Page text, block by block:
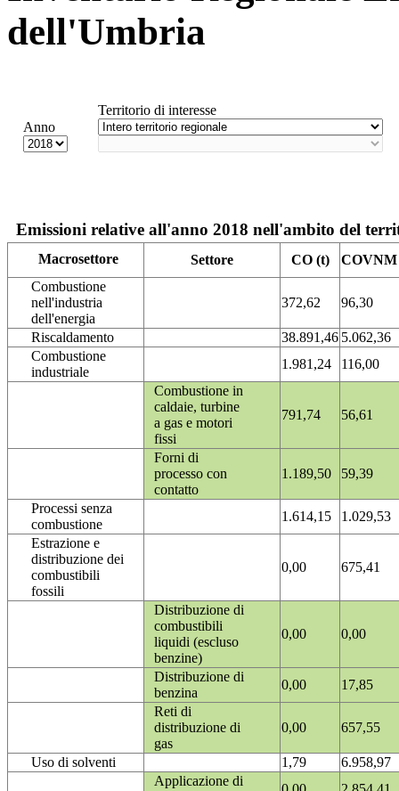
dell'Umbria
Anno
Territorio di interesse
Emissioni relative all'anno 2018 nell'ambito del
Macrosettore Settore CO (t)
COVNM
Combustione
nell'industria
dell'energia
372,62 96,30
Riscaldamento 38.891,46 5.062,36
Combustione
industriale
1.981,24
116,00
Combustione in
caldaie, turbine
a gas e motori
fissi
791,74 56,61
Forni di
processo con
contatto
1.189,50 59,39
Processi senza
combustione
1.614,15
1.029,53
Estrazione e
distribuzione dei
combustibili
fossili
0,00 675,41
Distribuzione di
combustibili
liquidi (escluso
benzine)
0,00 0,00
Distribuzione di
benzina
0,00
17,85
Reti di
distribuzione di
gas
0,00 657,55
Uso di solventi 1,79
6.958,97
Applicazione di